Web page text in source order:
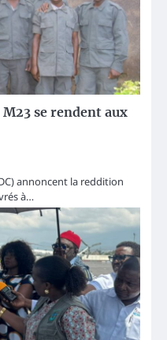
se rendent aux
annoncent la reddition
à…